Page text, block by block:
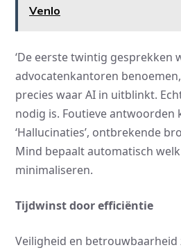
Venlo
‘De eerste twintig gesprekken
advocatenkantoren
precies waar AI in uitblinkt.
nodig is. Foutieve antwoorden
‘Hallucinaties’, ontbrekende
Mind bepaalt automatisch
minimaliseren.
Tijdwinst door efficiëntie
Veiligheid en